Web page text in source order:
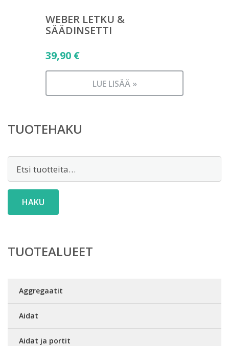
WEBER LETKU &
SÄÄDINSETTI
39,90 €
LUE LISÄÄ »
TUOTEHAKU
HAKU
TUOTEALUEET
Aggregaatit
Aidat
Aidat ja portit